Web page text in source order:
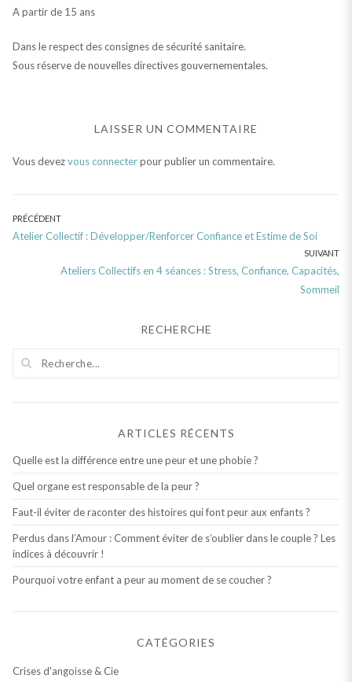
A partir de 15 ans
Dans le respect des consignes de sécurité sanitaire.
Sous réserve de nouvelles directives gouvernementales.
LAISSER UN COMMENTAIRE
Vous devezvous connecterpour publier un commentaire.
Navigation
de
l’article
PRÉCÉDENT
Previous
Atelier Collectif : Développer/Renforcer Confiance et Estime de Soi
SUIVANT
Next
Ateliers Collectifs en 4 séances : Stress, Confiance, Capacités,
Sommeil
RECHERCHE
ARTICLES RÉCENTS
Quelle est la différence entre une peur et une phobie ?
Quel organe est responsable de la peur ?
Faut-il éviter de raconter des histoires qui font peur aux enfants ?
Perdus dans l’Amour : Comment éviter de s’oublier dans le couple ? Les
indices à découvrir !
Pourquoi votre enfant a peur au moment de se coucher ?
CATÉGORIES
Crises d'angoisse & Cie